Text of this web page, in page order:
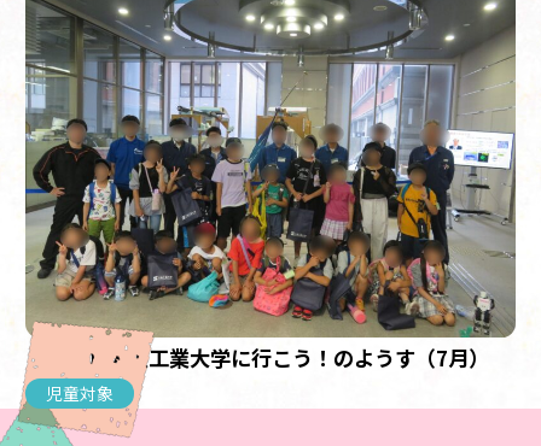
【児童】大阪工業大学に行こう！のようす（7月）
児童対象